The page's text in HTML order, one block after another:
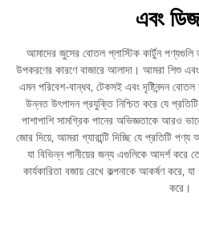
এবং
আমাদের জুসের বোতল প্লাস্টিক কার্টুন পণ্যগুলি
উপকরণের কারণে বাজারে আলাদা। আমরা শিশু
এমন পরিবেশ-বান্ধব, টেকসই এবং দৃষ্টিনন্দন
উন্নত উৎপাদন প্রযুক্তি নিশ্চিত করে যে
পাশাপাশি সামগ্রিক পানের অভিজ্ঞতাকে আরও
জোর দিয়ে, আমরা গ্যারান্টি দিচ্ছি যে প্রতিটি
যা বিভিন্ন পানীয়ের জন্য এগুলিকে আদর্শ করে
কার্যকারিতা বজায় রেখে কল্পনাকে আকর্ষণ করে,
করে।